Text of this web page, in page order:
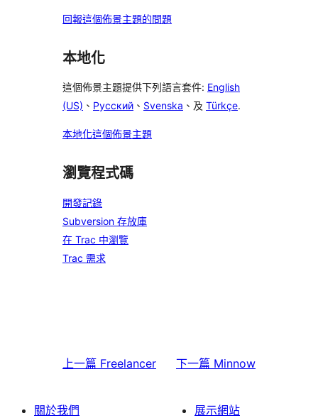
回報這個佈景主題的問題
本地化
這個佈景主題提供下列語言套件: English
(US) 、 Русский 、 Svenska 、及 Türkçe.
本地化這個佈景主題
瀏覽程式碼
開發記錄
Subversion 存放庫
在 Trac 中瀏覽
Trac 需求
上一篇 Freelancer 下一篇 Minnow
關於我們
展示網站